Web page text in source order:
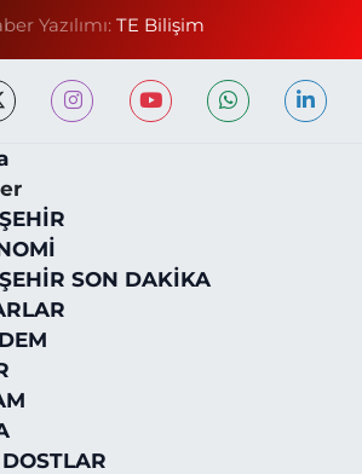
Yazılımı: TE Bilişim
SON DAKİKA